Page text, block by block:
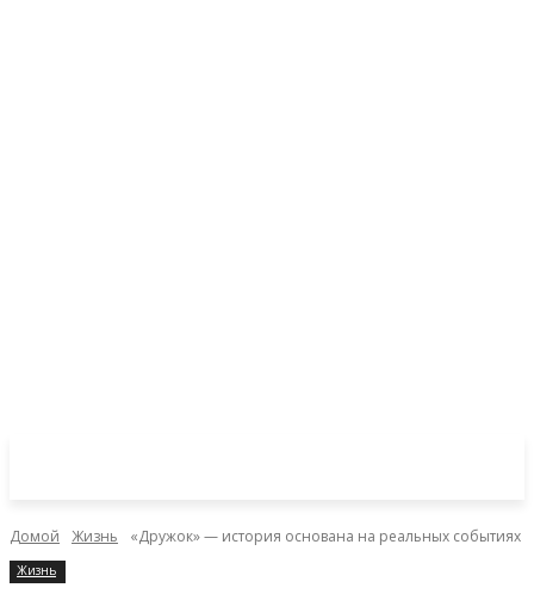
Домой Жизнь «Дружок» — история основана на реальных событиях
Жизнь